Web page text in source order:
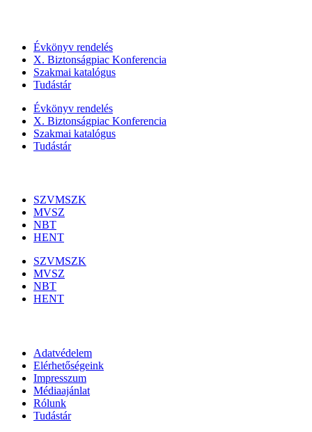
Évkönyv rendelés
X. Biztonságpiac Konferencia
Szakmai katalógus
Tudástár
Évkönyv rendelés
X. Biztonságpiac Konferencia
Szakmai katalógus
Tudástár
SZVMSZK
MVSZ
NBT
HENT
SZVMSZK
MVSZ
NBT
HENT
Adatvédelem
Elérhetőségeink
Impresszum
Médiaajánlat
Rólunk
Tudástár